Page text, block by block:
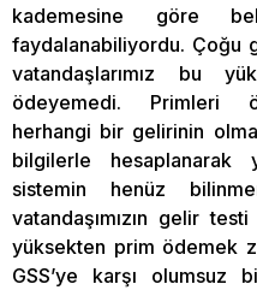
kademesine göre
faydalanabiliyordu. Çoğu
vatandaşlarımız bu
ödeyemedi. Primleri
herhangi bir gelirinin
bilgilerle
sistemin henüz
vatandaşımızın gelir testi
yüksekten prim ödemek
GSS’ye karşı olumsuz